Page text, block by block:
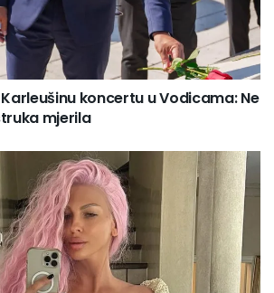
koncertu u Vodicama: Ne
mjerila